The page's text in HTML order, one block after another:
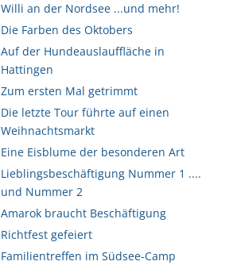
Willi an der Nordsee ...und mehr!
Die Farben des Oktobers
Auf der Hundeauslauffläche in
Hattingen
Zum ersten Mal getrimmt
Die letzte Tour führte auf einen
Weihnachtsmarkt
Eine Eisblume der besonderen Art
Lieblingsbeschäftigung Nummer 1 ....
und Nummer 2
Amarok braucht Beschäftigung
Richtfest gefeiert
Familientreffen im Südsee-Camp